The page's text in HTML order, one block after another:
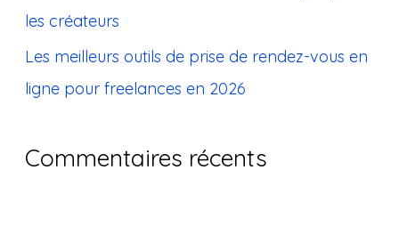
les créateurs
Les meilleurs outils de prise de rendez-vous en
ligne pour freelances en 2026
Commentaires récents